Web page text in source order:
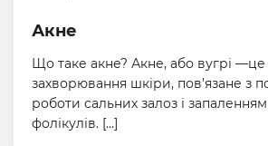
Акне
Що таке акне? Акне, або вугрі —це
захворювання шкіри, пов’язане з
роботи сальних залоз і
фолікулів. […]